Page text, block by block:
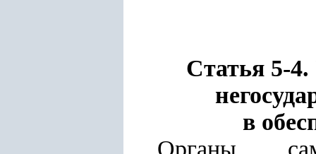
Статья 5-
в
Органы